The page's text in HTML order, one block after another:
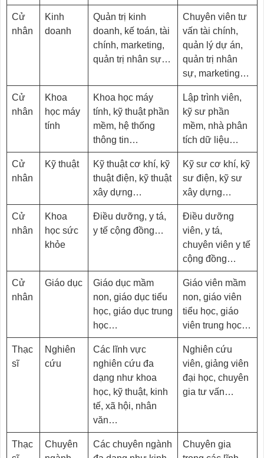
Cử
nhân
Kinh
doanh
Quản trị kinh
doanh, kế toán, tài
chính, marketing,
quản trị nhân sự…
Chuyên viên tư
vấn tài chính,
quản lý dự án,
quản trị nhân
sự, marketing…
Cử
nhân
Khoa
học máy
tính
Khoa học máy
tính, kỹ thuật phần
mềm, hệ thống
thông tin…
Lập trình viên,
kỹ sư phần
mềm, nhà phân
tích dữ liệu…
Cử
nhân
Kỹ thuật
Kỹ thuật cơ khí, kỹ
thuật điện, kỹ thuật
xây dựng…
Kỹ sư cơ khí, kỹ
sư điện, kỹ sư
xây dựng…
Cử
nhân
Khoa
học sức
khỏe
Điều dưỡng, y tá,
y tế cộng đồng…
Điều dưỡng
viên, y tá,
chuyên viên y tế
cộng đồng…
Cử
nhân
Giáo dục
Giáo dục mầm
non, giáo dục tiểu
học, giáo dục trung
học…
Giáo viên mầm
non, giáo viên
tiểu học, giáo
viên trung học…
Thạc
sĩ
Nghiên
cứu
Các lĩnh vực
nghiên cứu đa
dạng như khoa
học, kỹ thuật, kinh
tế, xã hội, nhân
văn…
Nghiên cứu
viên, giảng viên
đại học, chuyên
gia tư vấn…
Thạc
Chuyên
Các chuyên ngành
Chuyên gia